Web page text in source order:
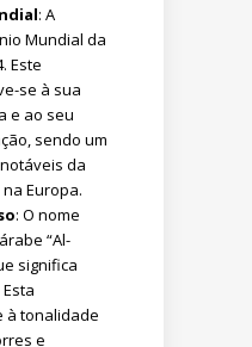
: A
Mundial da
Este
se à sua
e ao seu
sendo um
da
Europa.
: O nome
“Al-
significa
à tonalidade
e